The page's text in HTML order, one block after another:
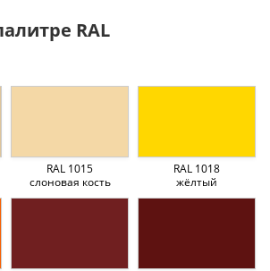
RAL
RAL 1015
слоновая кость
RAL 1018
жёлтый